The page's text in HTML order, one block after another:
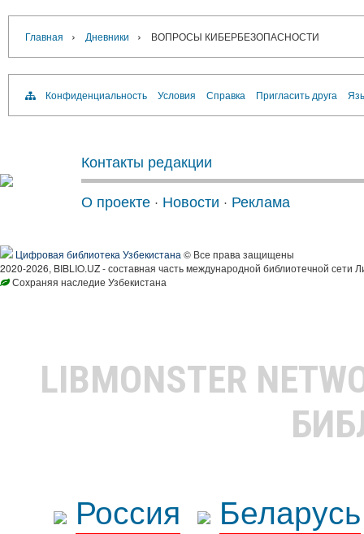
Главная › Дневники › ВОПРОСЫ КИБЕРБЕЗОПАСНОСТИ
Конфиденциальность Условия Справка Пригласить друга
Контакты редакции
О проекте · Новости · Реклама
Цифровая библиотека Узбекистана © Все права защищены
2020-2026, BIBLIO.UZ - составная часть международной библиотечной сети
Сохраняя наследие Узбекистана
LIBMONSTER
Россия
Беларусь